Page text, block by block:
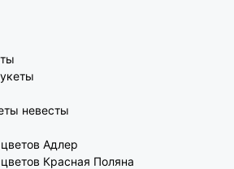
невесты
Адлер
Красная Поляна